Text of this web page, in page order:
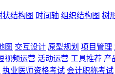
状结构图 时间轴 组织结构图 树
图 交互设计 原型规划 项目管理
视频运营 活动运营 工具推荐 产
执业医师资格考试 会计职称考试